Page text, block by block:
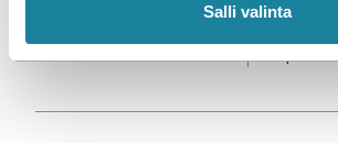
t
Salli valinta